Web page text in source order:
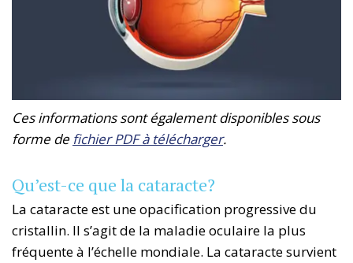
Ces informations sont également disponibles sous
forme de fichier PDF à télécharger.
Qu’est-ce que la cataracte?
La cataracte est une opacification progressive du
cristallin. Il s’agit de la maladie oculaire la plus
fréquente à l’échelle mondiale. La cataracte survient